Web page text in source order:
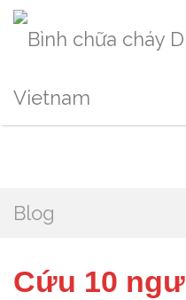
Blog
Cứu 10